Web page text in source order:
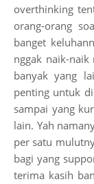
overthinking
orang-orang
banget
nggak naik-
banyak yang
penting untuk
sampai yang
lain. Yah
per satu
bagi yang
terima kasih